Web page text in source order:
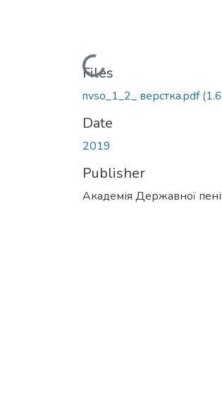
Loading...
Files
nvso_1_2_ верстка.pdf
Date
2019
Publisher
Академія Державної